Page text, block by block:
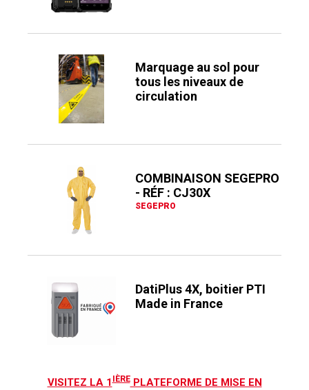
Marquage au sol pour
tous les niveaux de
circulation
SEGEPRO
COMBINAISON SEGEPRO
- RÉF : CJ30X
DatiPlus 4X, boitier PTI
Made in France
VISITEZ LA 1IÈREPLATEFORME DE MISE EN